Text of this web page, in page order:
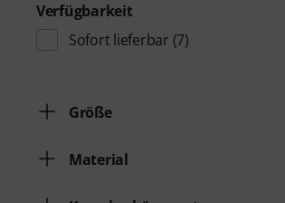
Verfügbarkeit
Sofort lieferbar (7)
Größe
Material